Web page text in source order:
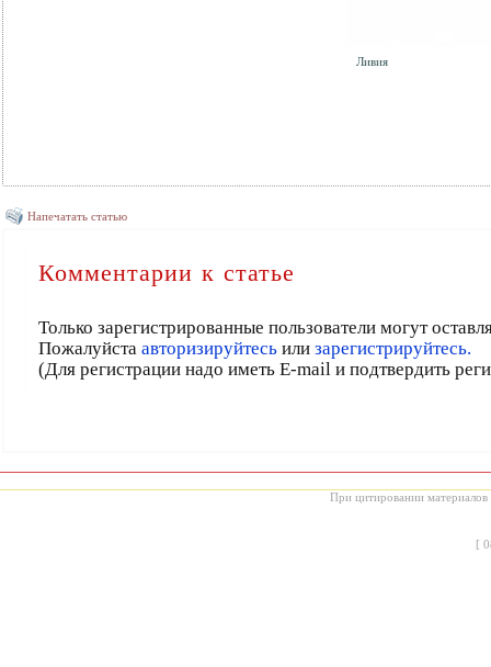
Ливия
Напечатать статью
Комментарии к статье
Только зарегистрированные пользователи могут
Пожалуйста авторизируйтесьили зарегистрируйтесь.
(Для регистрации надо иметь E-mail и подтвердить
При цитировании материалов
[